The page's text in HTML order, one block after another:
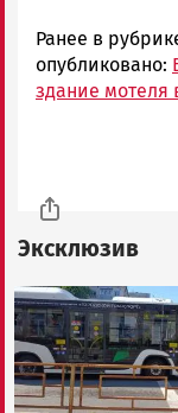
Ранее в
опубликовано:
здание мотеля
Эксклюзив
Image